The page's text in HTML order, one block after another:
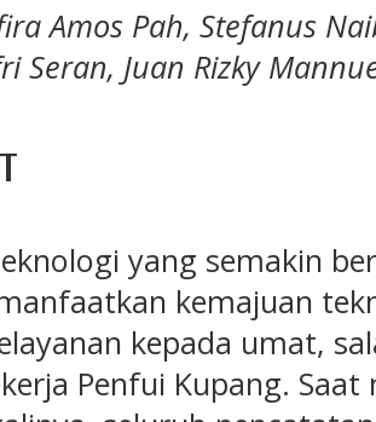
Amos Pah, Stefanus
Seran, Juan Rizky
yang semakin
kemajuan
kepada umat,
Penfui Kupang.